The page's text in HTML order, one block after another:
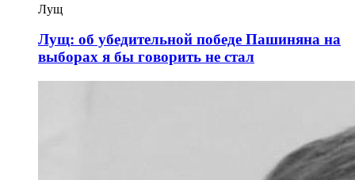
Лущ
Лущ: об убедительной победе Пашиняна на
выборах я бы говорить не стал